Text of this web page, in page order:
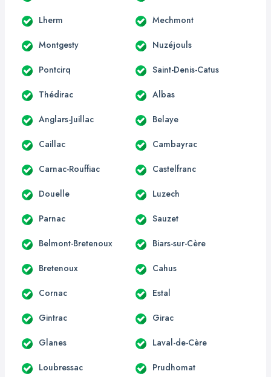
Lherm Mechmont
Montgesty Nuzéjouls
Pontcirq Saint-Denis-Catus
Thédirac Albas
Anglars-Juillac Belaye
Caillac Cambayrac
Carnac-Rouffiac Castelfranc
Douelle Luzech
Parnac Sauzet
Belmont-Bretenoux Biars-sur-Cère
Bretenoux Cahus
Cornac Estal
Gintrac Girac
Glanes Laval-de-Cère
Loubressac Prudhomat